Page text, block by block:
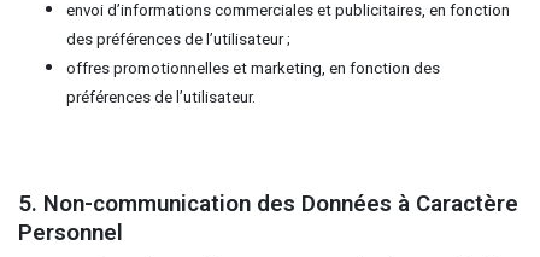
envoi d’informations commerciales et publicitaires, en fonction
des préférences de l’utilisateur ;
offres promotionnelles et marketing, en fonction des
préférences de l’utilisateur.
5. Non-communication des Données à Caractère
Personnel